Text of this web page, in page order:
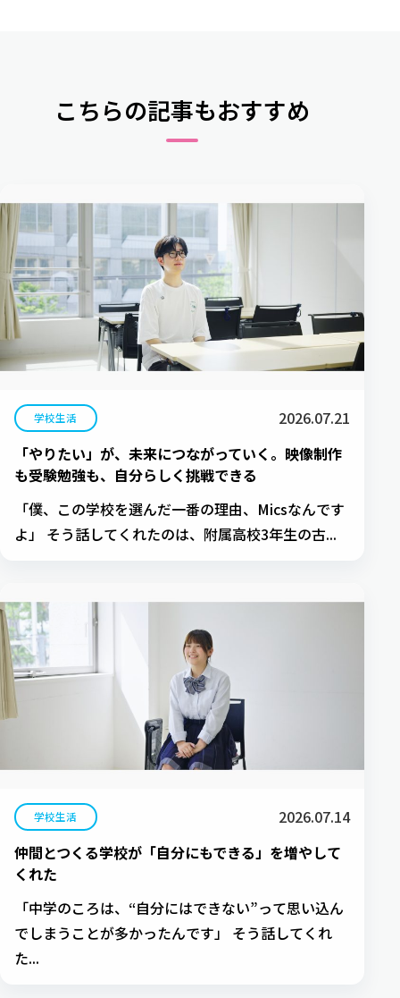
こちらの記事もおすすめ
学校生活
2026.07.21
「やりたい」が、未来につながっていく。映像制作
も受験勉強も、自分らしく挑戦できる
「僕、この学校を選んだ一番の理由、Micsなんです
よ」 そう話してくれたのは、附属高校3年生の古...
学校生活
2026.07.14
仲間とつくる学校が「自分にもできる」を増やして
くれた
「中学のころは、“自分にはできない”って思い込ん
でしまうことが多かったんです」 そう話してくれ
た...